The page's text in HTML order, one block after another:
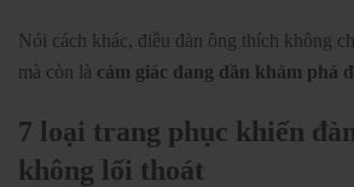
Nói cách khác, điều đàn ông thích không
mà còn là cảm giác đang dần khám phá
7 loại trang phục khiến
không lối thoát